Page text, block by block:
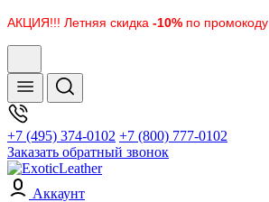
АКЦИЯ!!! Летняя скидка -10% по промокоду
+7 (495) 374-0102 +7 (800) 777-0102
Заказать обратный звонок
Аккаунт